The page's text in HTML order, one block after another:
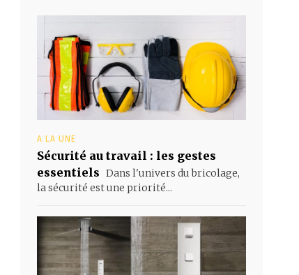
A LA UNE
Sécurité au travail : les gestes
essentiels Dans l'univers du bricolage,
la sécurité est une priorité...